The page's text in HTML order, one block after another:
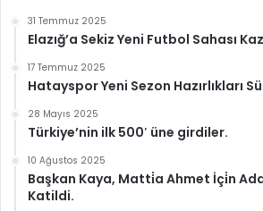
31 Temmuz 2025
Elazığ’a Sekiz Yeni Futbol Sahası
17 Temmuz 2025
Hatayspor Yeni Sezon Hazırlıkları
28 Mayıs 2025
Türkiye’nin ilk 500′ üne girdiler.
10 Ağustos 2025
Başkan Kaya, Matti̇a Ahmet İçi̇n
Katildi.